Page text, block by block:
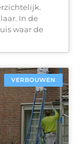
In de
waar de
VERBOUWEN